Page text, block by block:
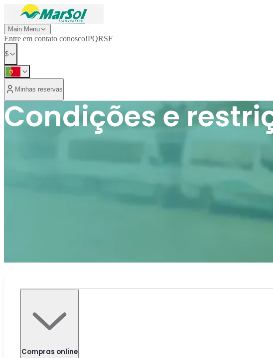
Main Menu
Entre em contato conosco!PQRSF
$
Minhas reservas
Condições e
Compras online